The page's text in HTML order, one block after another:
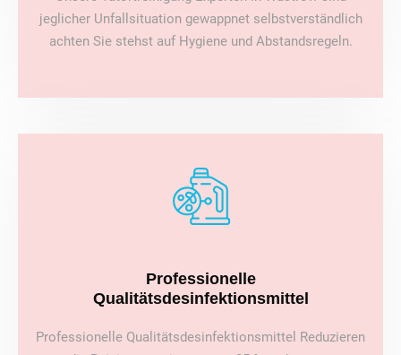
jeglicher Unfallsituation gewappnet selbstverständlich
achten Sie stehst auf Hygiene und Abstandsregeln.
Professionelle
Qualitätsdesinfektionsmittel
Professionelle Qualitätsdesinfektionsmittel Reduzieren